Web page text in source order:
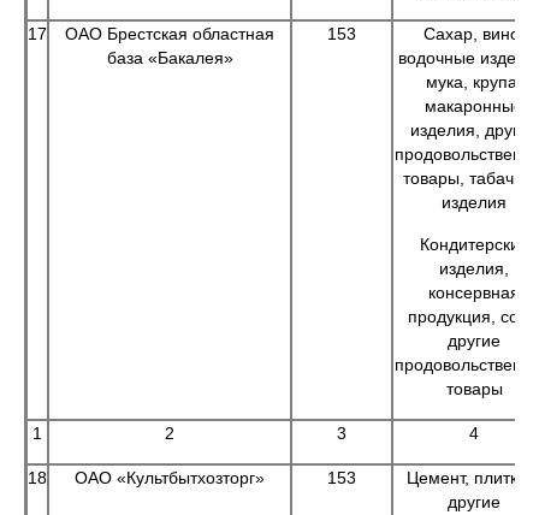
17
ОАО Брестская областная
база «Бакалея»
153
Сахар, вино-
водочные
мука, крупа,
макаронные
изделия, другие
товары,
изделия
Кондитерские
изделия,
консервная
продукция,
другие
товары
1 2 3 4
18 ОАО «Культбытхозторг» 153
Цемент, плитка
другие